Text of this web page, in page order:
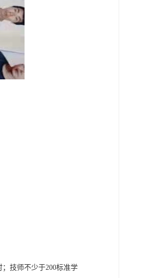
技师不少于200标准学